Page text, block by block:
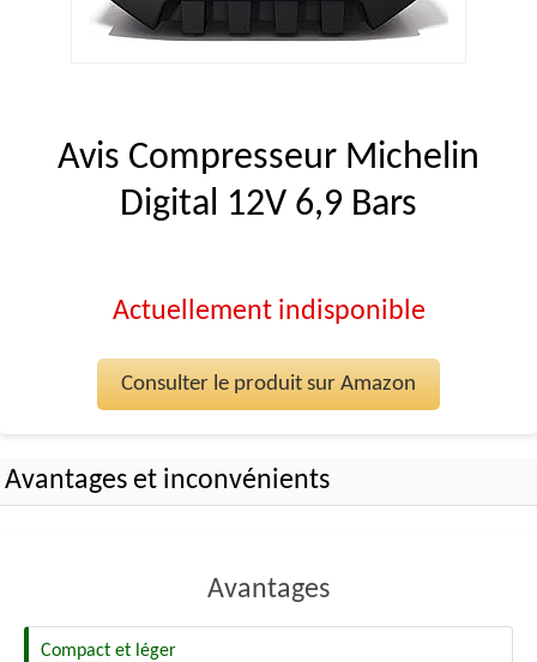
Avis Compresseur Michelin
Digital 12V 6,9 Bars
Actuellement indisponible
Consulter le produit sur Amazon
Avantages et inconvénients
Avantages
Compact et léger